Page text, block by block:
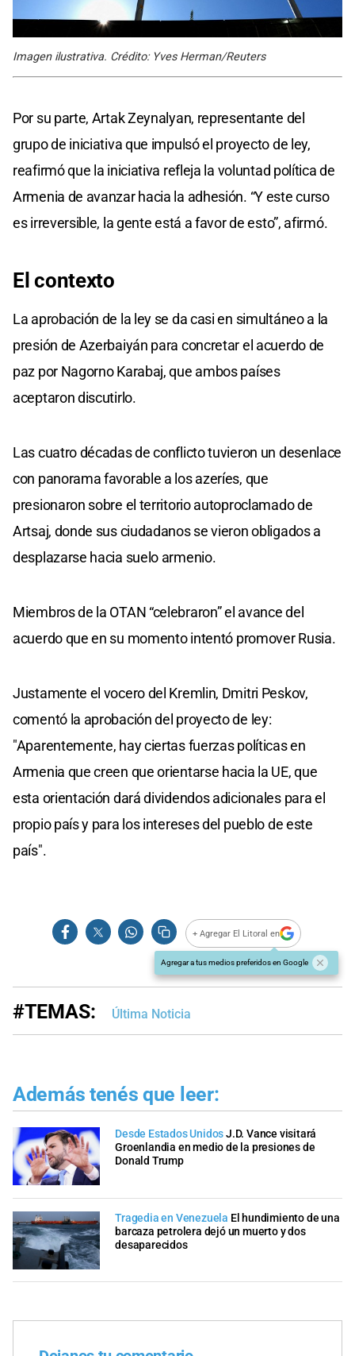
Imagen ilustrativa. Crédito: Yves Herman/Reuters
Por su parte, Artak Zeynalyan, representante del
grupo de iniciativa que impulsó el proyecto de ley,
reafirmó que la iniciativa refleja la voluntad política de
Armenia de avanzar hacia la adhesión. “Y este curso
es irreversible, la gente está a favor de esto”, afirmó.
El contexto
La aprobación de la ley se da casi en simultáneo a la
presión de Azerbaiyán para concretar el acuerdo de
paz por Nagorno Karabaj, que ambos países
aceptaron discutirlo.
Las cuatro décadas de conflicto tuvieron un desenlace
con panorama favorable a los azeríes, que
presionaron sobre el territorio autoproclamado de
Artsaj, donde sus ciudadanos se vieron obligados a
desplazarse hacia suelo armenio.
Miembros de la OTAN “celebraron” el avance del
acuerdo que en su momento intentó promover Rusia.
Justamente el vocero del Kremlin, Dmitri Peskov,
comentó la aprobación del proyecto de ley:
"Aparentemente, hay ciertas fuerzas políticas en
Armenia que creen que orientarse hacia la UE, que
esta orientación dará dividendos adicionales para el
propio país y para los intereses del pueblo de este
país".
+ Agregar El Litoral en
Agregar a tus medios preferidos en Google
#TEMAS: Última Noticia
Además tenés que leer:
Desde Estados UnidosJ.D. Vance visitará
Groenlandia en medio de la presiones de
Donald Trump
Tragedia en Venezuela El hundimiento de una
barcaza petrolera dejó un muerto y dos
desaparecidos